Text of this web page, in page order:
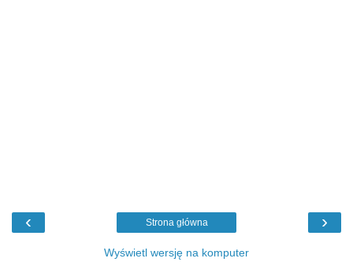
‹ ›
Strona główna
Wyświetl wersję na komputer